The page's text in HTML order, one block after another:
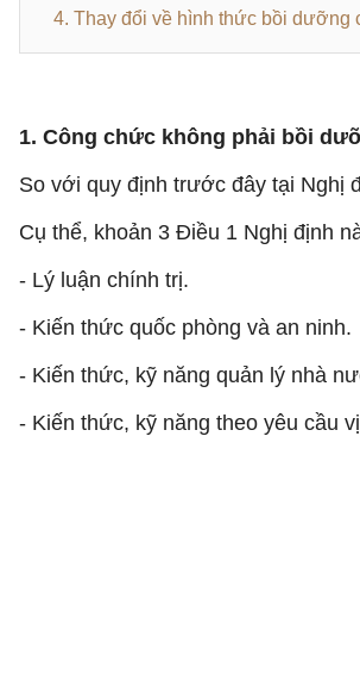
4. Thay đổi về hình thức bồi dưỡng
1. Công chức không phải bồi
So với quy định trước đây tại Nghị
Cụ thể, khoản 3 Điều 1 Nghị định
- Lý luận chính trị.
- Kiến thức quốc phòng và an ninh.
- Kiến thức, kỹ năng quản lý nhà
- Kiến thức, kỹ năng theo yêu cầu